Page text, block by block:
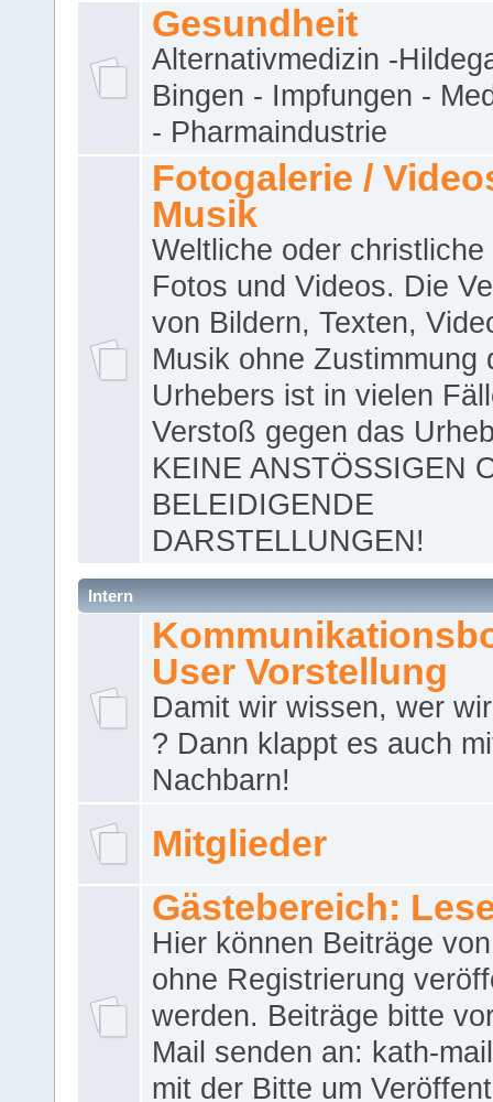
Gesundheit
Alternativmedizin -
Bingen - Impfungen -
- Pharmaindustrie
Fotogalerie /
Musik
Weltliche oder christliche
Fotos und Videos. Die
von Bildern, Texten,
Musik ohne Zustimmung
Urhebers ist in vielen
Verstoß gegen das
KEINE ANSTÖSSIGEN
BELEIDIGENDE
DARSTELLUNGEN!
Intern
User Vorstellung
Damit wir wissen, wer
? Dann klappt es auch
Nachbarn!
Mitglieder
Gästebereich:
Hier können Beiträge
ohne Registrierung
werden. Beiträge bitte
Mail senden an: kath-
mit der Bitte um